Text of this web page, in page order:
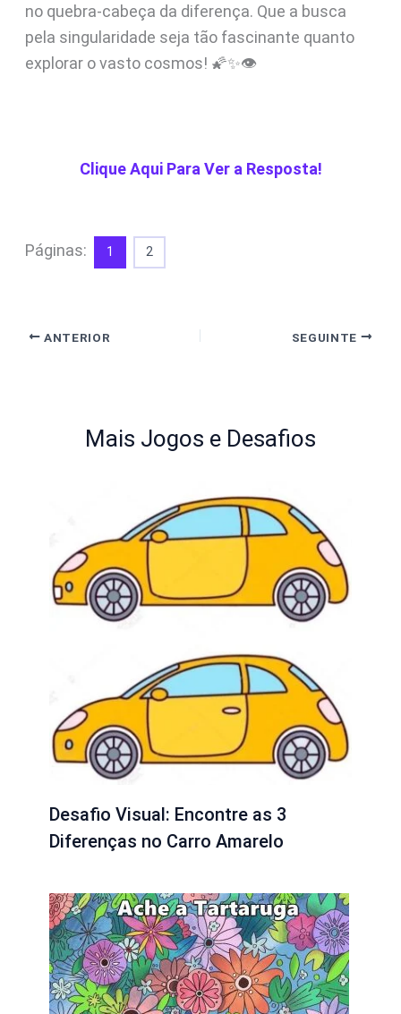
no quebra-cabeça da diferença. Que a busca
pela singularidade seja tão fascinante quanto
explorar o vasto cosmos! 🌠✨👁️
Clique Aqui Para Ver a Resposta!
Páginas: 1 2
ANTERIOR SEGUINTE
Mais Jogos e Desafios
Desafio Visual: Encontre as 3
Diferenças no Carro Amarelo